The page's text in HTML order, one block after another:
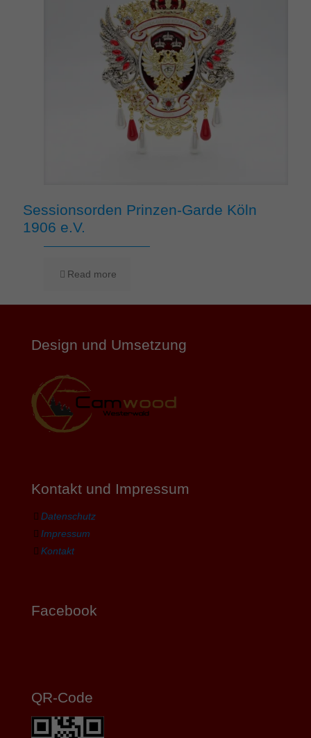
Sessionsorden Prinzen-Garde Köln
1906 e.V.
Read more
Design und Umsetzung
Kontakt und Impressum
Datenschutz
Impressum
Kontakt
Facebook
QR-Code